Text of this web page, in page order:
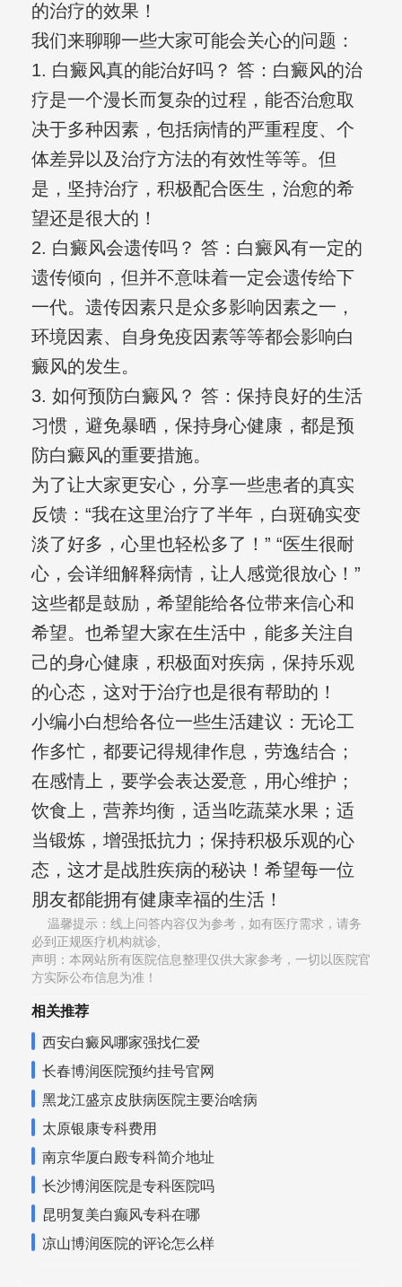
的治疗的效果！
我们来聊聊一些大家可能会关心的问题：
1. 白癜风真的能治好吗？ 答：白癜风的治
疗是一个漫长而复杂的过程，能否治愈取
决于多种因素，包括病情的严重程度、个
体差异以及治疗方法的有效性等等。但
是，坚持治疗，积极配合医生，治愈的希
望还是很大的！
2. 白癜风会遗传吗？ 答：白癜风有一定的
遗传倾向，但并不意味着一定会遗传给下
一代。遗传因素只是众多影响因素之一，
环境因素、自身免疫因素等等都会影响白
癜风的发生。
3. 如何预防白癜风？ 答：保持良好的生活
习惯，避免暴晒，保持身心健康，都是预
防白癜风的重要措施。
为了让大家更安心，分享一些患者的真实
反馈：“我在这里治疗了半年，白斑确实变
淡了好多，心里也轻松多了！” “医生很耐
心，会详细解释病情，让人感觉很放心！”
这些都是鼓励，希望能给各位带来信心和
希望。也希望大家在生活中，能多关注自
己的身心健康，积极面对疾病，保持乐观
的心态，这对于治疗也是很有帮助的！
小编小白想给各位一些生活建议：无论工
作多忙，都要记得规律作息，劳逸结合；
在感情上，要学会表达爱意，用心维护；
饮食上，营养均衡，适当吃蔬菜水果；适
当锻炼，增强抵抗力；保持积极乐观的心
态，这才是战胜疾病的秘诀！希望每一位
朋友都能拥有健康幸福的生活！
温馨提示：线上问答内容仅为参考，如有医疗需求，请务
必到正规医疗机构就诊,
声明：本网站所有医院信息整理仅供大家参考，一切以医院官
方实际公布信息为准！
相关推荐
西安白癜风哪家强找仁爱
长春博润医院预约挂号官网
黑龙江盛京皮肤病医院主要治啥病
太原银康专科费用
南京华厦白殿专科简介地址
长沙博润医院是专科医院吗
昆明复美白癫风专科在哪
凉山博润医院的评论怎么样